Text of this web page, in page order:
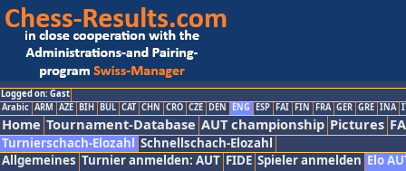
Logged on: Gast
Arabic ARM AZE BIH BUL CAT CHN CRO CZE DEN ENG ESP FAI FIN FRA GER GRE INA
Home Tournament-Database AUT championship Pictures
Turnierschach-Elozahl Schnellschach-Elozahl
Allgemeines Turnier anmelden: AUT FIDE Spieler anmelden Elo